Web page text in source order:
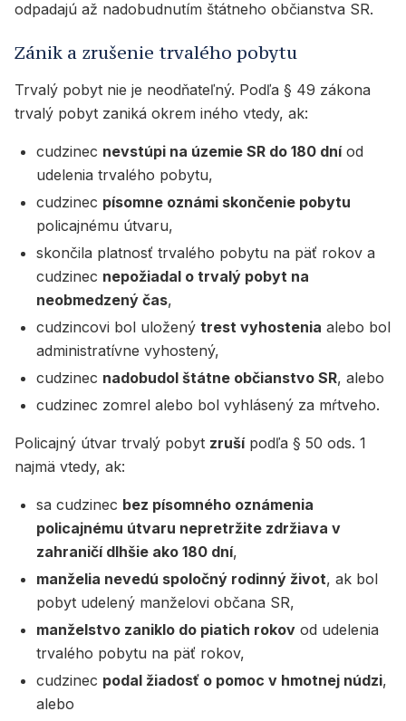
odpadajú až nadobudnutím štátneho občianstva SR.
Zánik a zrušenie trvalého pobytu
Trvalý pobyt nie je neodňateľný. Podľa § 49 zákona
trvalý pobyt zaniká okrem iného vtedy, ak:
cudzinec nevstúpi na územie SR do 180 dníod
udelenia trvalého pobytu,
cudzinec písomne oznámi skončenie pobytu
policajnému útvaru,
skončila platnosť trvalého pobytu na päť rokov a
cudzinec nepožiadal o trvalý pobyt na
neobmedzený čas,
cudzincovi bol uložený trest vyhostenia alebo bol
administratívne vyhostený,
cudzinec nadobudol štátne občianstvo SR, alebo
cudzinec zomrel alebo bol vyhlásený za mŕtveho.
Policajný útvar trvalý pobyt zrušípodľa § 50 ods. 1
najmä vtedy, ak:
sa cudzinec bez písomného oznámenia
policajnému útvaru nepretržite zdržiava v
zahraničí dlhšie ako 180 dní,
manželia nevedú spoločný rodinný život, ak bol
pobyt udelený manželovi občana SR,
manželstvo zaniklo do piatich rokov od udelenia
trvalého pobytu na päť rokov,
cudzinec podal žiadosť o pomoc v hmotnej núdzi,
alebo